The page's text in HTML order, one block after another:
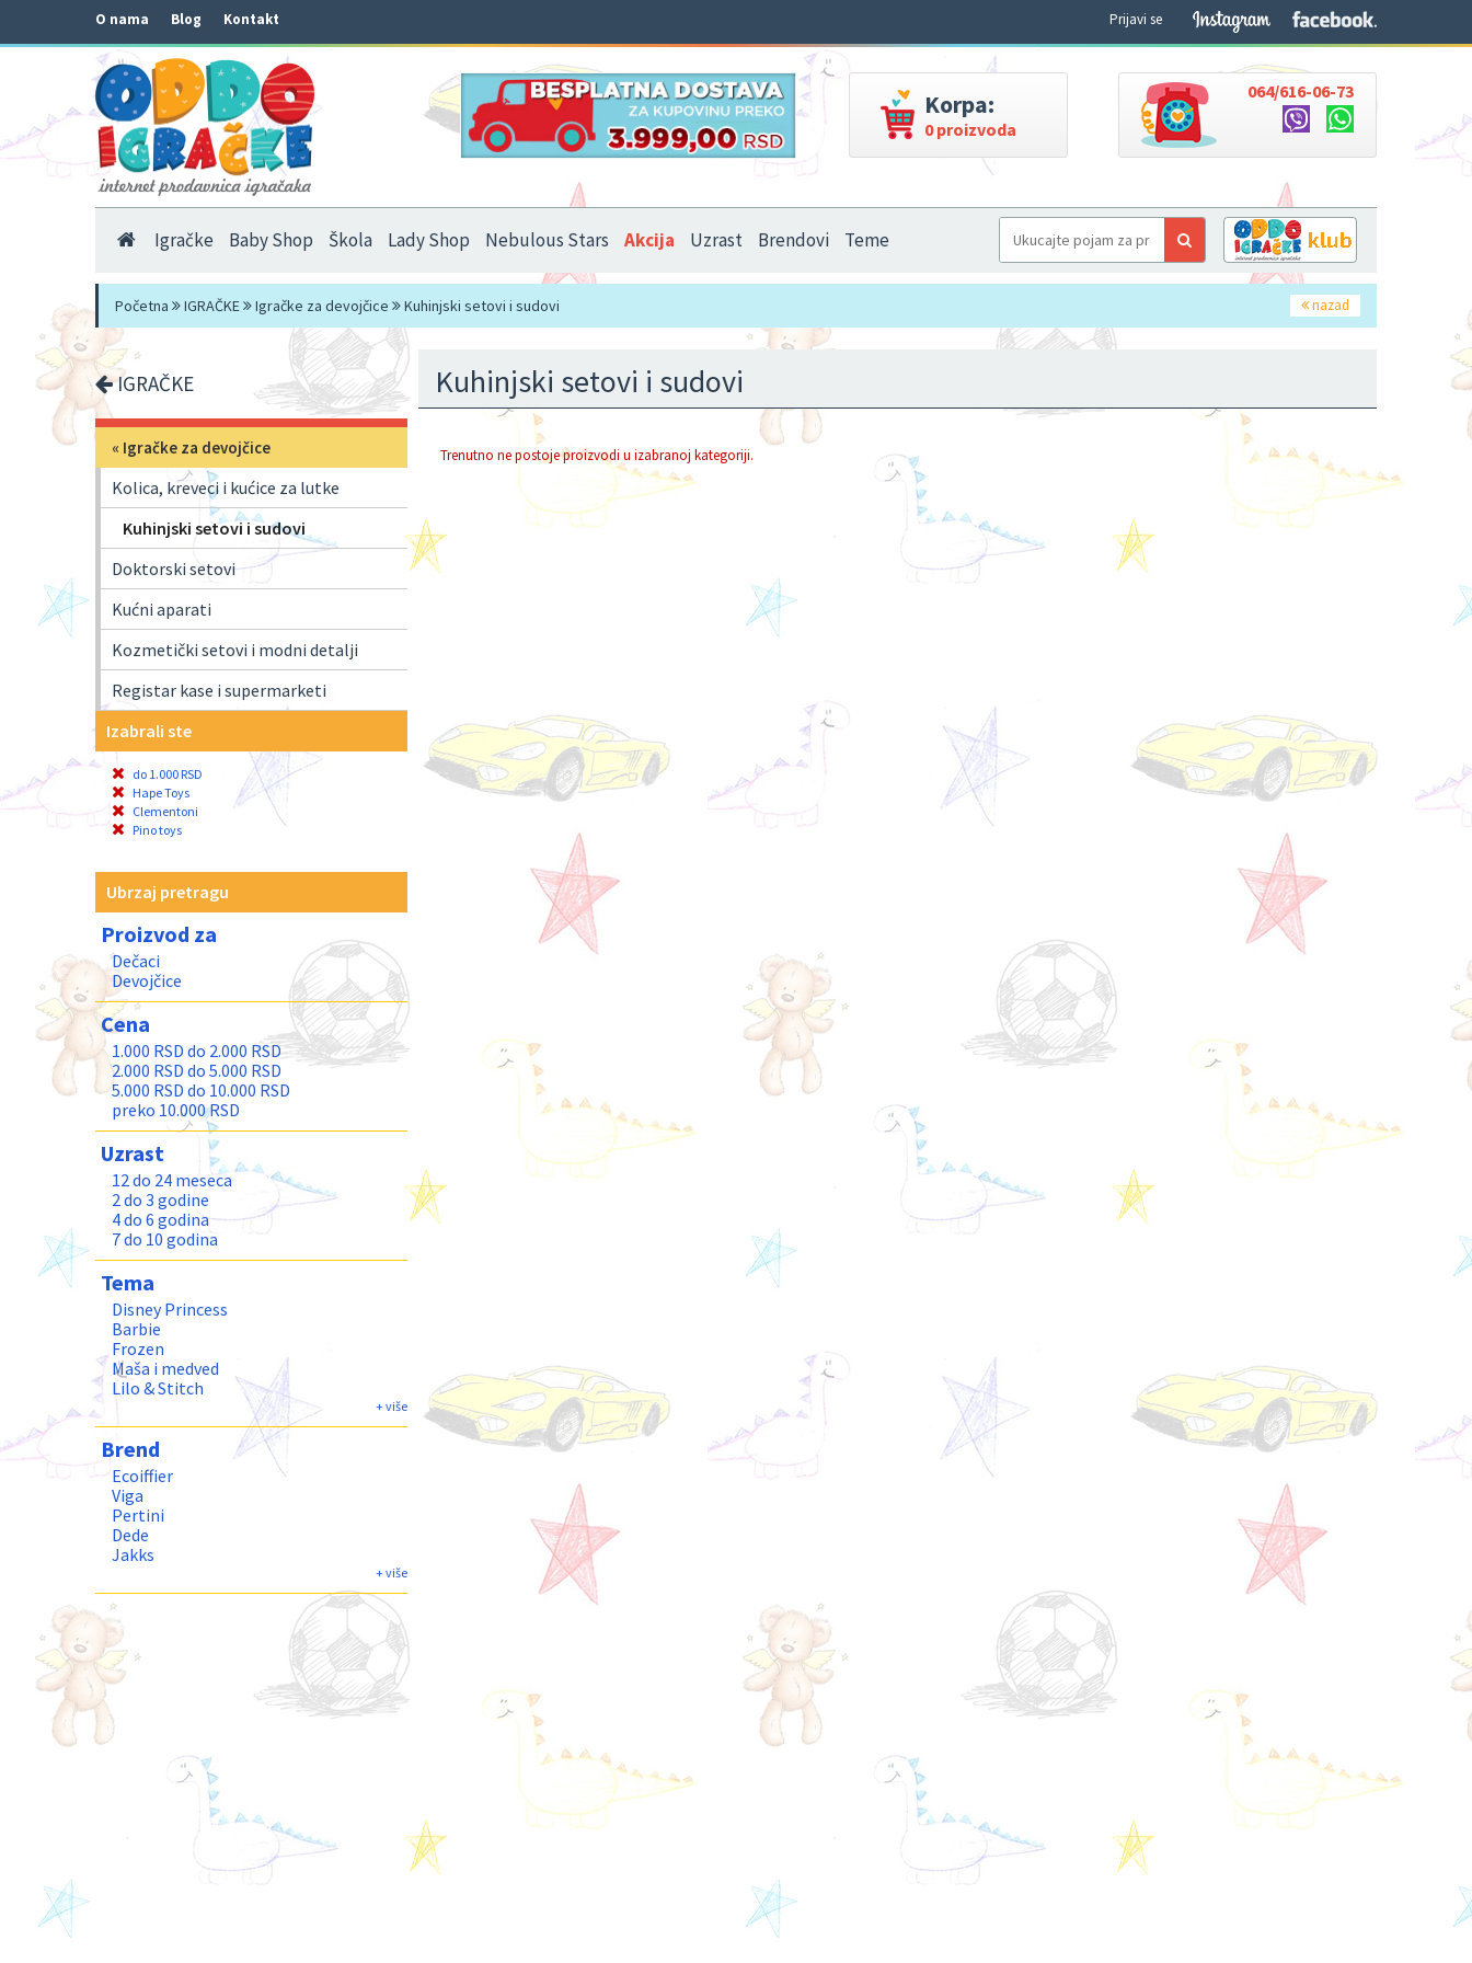
O nama Blog Kontakt Prijavi se
Korpa:
0 proizvoda
064/616-06-73
Igračke Baby Shop Škola Lady Shop Nebulous Stars Akcija Uzrast Brendovi Teme
Početna IGRAČKE Igračke za devojčice Kuhinjski setovi i sudovi nazad
IGRAČKE
« Igračke za devojčice
Kolica, kreveci i kućice za lutke
Kuhinjski setovi i sudovi
Doktorski setovi
Kućni aparati
Kozmetički setovi i modni detalji
Registar kase i supermarketi
Izabrali ste
do 1.000 RSD
Hape Toys
Clementoni
Pino toys
Ubrzaj pretragu
Proizvod za
Dečaci
Devojčice
Cena
1.000 RSD do 2.000 RSD
2.000 RSD do 5.000 RSD
5.000 RSD do 10.000 RSD
preko 10.000 RSD
Uzrast
12 do 24 meseca
2 do 3 godine
4 do 6 godina
7 do 10 godina
Tema
Disney Princess
Barbie
Frozen
Maša i medved
Lilo & Stitch
+ više
Brend
Ecoiffier
Viga
Pertini
Dede
Jakks
Bildo
Ucar Oyuncak
Dolu
John
Woody Land toys
BBO
Infunbebe
+ više
Kuhinjski setovi i sudovi
Trenutno ne postoje proizvodi u izabranoj kategoriji.